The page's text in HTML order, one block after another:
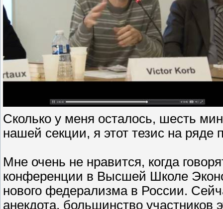
Сколько у меня осталось, шесть
нашей секции, я этот тезис на ряде
Мне очень не нравится, когда
конференции в Высшей Школе
нового федерализма в России.
анекдота, большинство участников